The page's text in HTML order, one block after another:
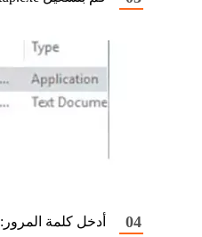
أدخل كلمة المرور: iguru4life عندما يُطلب منك ذلك.